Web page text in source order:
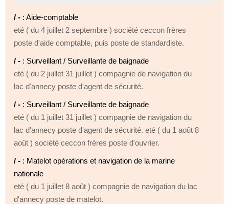
/ - : Aide-comptable
eté ( du 4 juillet 2 septembre ) société ceccon frères
poste d'aide comptable, puis poste de standardiste.
/ - : Surveillant / Surveillante de baignade
eté ( du 2 juillet 31 juillet ) compagnie de navigation du
lac d'annecy poste d'agent de sécurité.
/ - : Surveillant / Surveillante de baignade
eté ( du 1 juillet 31 juillet ) compagnie de navigation du
lac d'annecy poste d'agent de sécurité. eté ( du 1 août 8
août ) société ceccon frères poste d'ouvrier.
/ - : Matelot opérations et navigation de la marine
nationale
eté ( du 1 juillet 8 août ) compagnie de navigation du lac
d'annecy poste de matelot.